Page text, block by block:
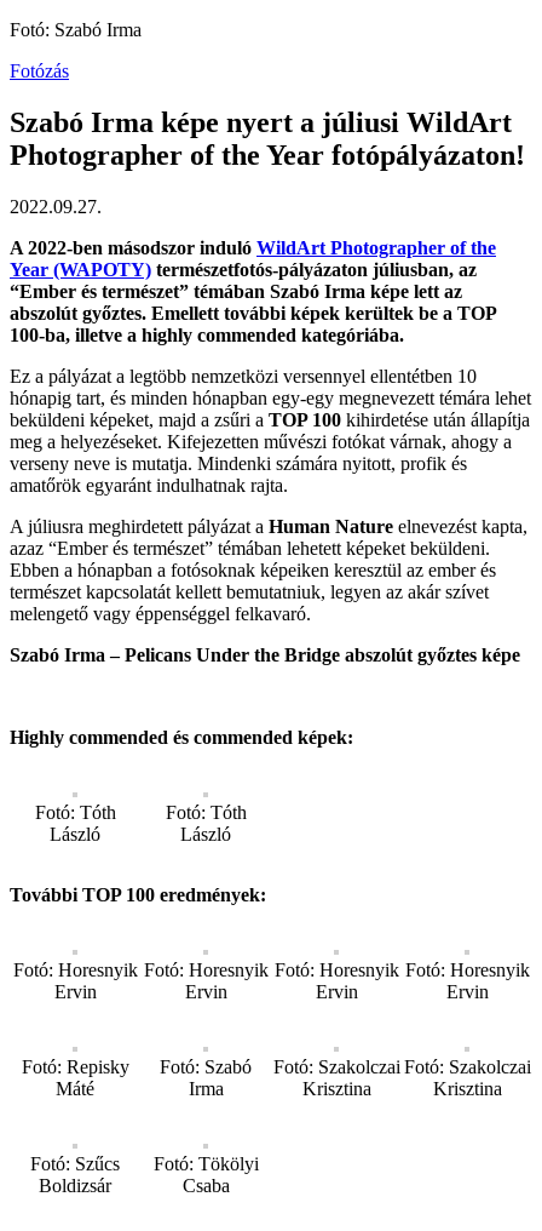
Fotó: Szabó Irma
Fotózás
Szabó Irma képe nyert a júliusi WildArt
Photographer of the Year fotópályázaton!
2022.09.27.
A 2022-ben másodszor induló WildArt Photographer of the
Year (WAPOTY) természetfotós-pályázaton júliusban, az
“Ember és természet” témában Szabó Irma képe lett az
abszolút győztes. Emellett további képek kerültek be a TOP
100-ba, illetve a highly commended kategóriába.
Ez a pályázat a legtöbb nemzetközi versennyel ellentétben 10
hónapig tart, és minden hónapban egy-egy megnevezett témára lehet
beküldeni képeket, majd a zsűri a TOP 100 kihirdetése után állapítja
meg a helyezéseket. Kifejezetten művészi fotókat várnak, ahogy a
verseny neve is mutatja. Mindenki számára nyitott, profik és
amatőrök egyaránt indulhatnak rajta.
A júliusra meghirdetett pályázat a Human Nature elnevezést kapta,
azaz “Ember és természet” témában lehetett képeket beküldeni.
Ebben a hónapban a fotósoknak képeiken keresztül az ember és
természet kapcsolatát kellett bemutatniuk, legyen az akár szívet
melengető vagy éppenséggel felkavaró.
Szabó Irma – Pelicans Under the Bridge abszolút győztes képe
Highly commended és commended képek:
Fotó: Tóth
László
Fotó: Tóth
László
További TOP 100 eredmények:
Fotó: Horesnyik
Ervin
Fotó: Horesnyik
Ervin
Fotó: Horesnyik
Ervin
Fotó: Horesnyik
Ervin
Fotó: Repisky
Máté
Fotó: Szabó
Irma
Fotó: Szakolczai
Krisztina
Fotó: Szakolczai
Krisztina
Fotó: Szűcs
Boldizsár
Fotó: Tökölyi
Csaba